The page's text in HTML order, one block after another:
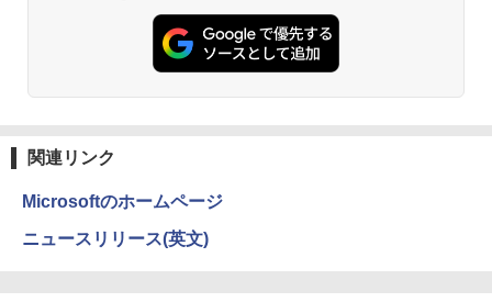
￥250
見知らぬ糸
On My Road (Stadium ver.)
ットル (Smart Basic)
￥1,380
￥832
ONE PIECE モノクロ版 115 (ジャンプコミッ
HUNTER×HUNTER モノクロ版 39 (ジャンプ
関連リンク
Microsoftのホームページ
ニュースリリース(英文)